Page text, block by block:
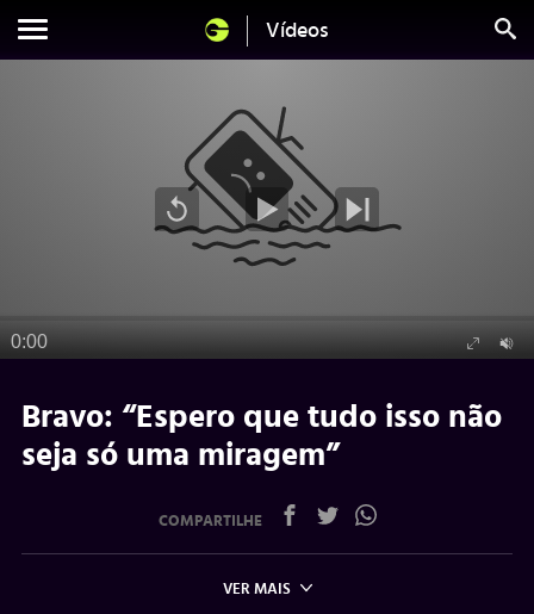
Vídeos
Bravo: “Espero que tudo isso não
seja só uma miragem”
COMPARTILHE
VER MAIS